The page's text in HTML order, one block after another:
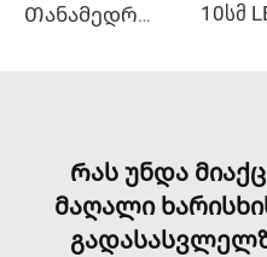
Თანამედროვე LED კუბის ფორმის ჩარჩო ღია ცის ქვეშ მდებარე ბარისთვის, სასტუმროებისთვის და სადილის სადილის ოთახისთვის, ღია ცის ქვეშ გამოყენებადი ნათებული PE პლასტმასის ავეჯი, LED კუბის ფორმის სინათლე
Რას უნდა
მაღალი